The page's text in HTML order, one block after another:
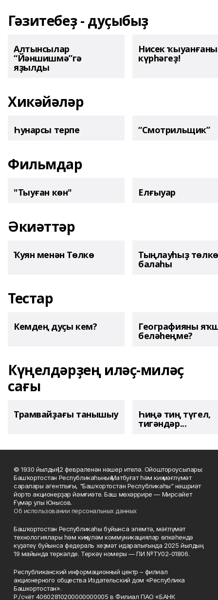
Гәзитебеҙ - дуҫыбыҙ
Алтынсылар
“Йәншишмә”гә
яҙылды
Нисек
күрһәгеҙ!
Хикәйәләр
Һунарсы терпе “Смотрильщик”
Фильмдар
"Тыуған көн" Елғыуар
Әкиәттәр
Ҡуян менән Төлкө Тыңлауһыҙ төлкө
балаһы
Тестар
Кемдең дуҫы кем? Географияны
беләһеңме?
Күңелдәрҙең иләҫ-миләҫ
сағы
Трамвайҙағы танышыу Һиңә тиң түгел,
тигәндәр...
© 1930 йылдың 12 февраленән нәшер ителә. Ойоштороусылары:
Башҡортостан Республикаһының Матбуғат һәм киң мәғлүмәт
саралары агентлығы, "Башҡортостан Республикаһы" нәшриәт
йорто акционерҙар йәмғиәте. Баш мөхәррире — Мирсәйет
Ғүмәр улы Юнысов.
Об использовании персональных данных
Башҡортостан Республикаһы буйынса элемтә, мәғлүмәт
технологиялары һәм киңкүләм коммуникациялар өлкәһендә
күҙәтеү буйынса федераль хеҙмәт идаралығында 2025 йылдың
19 майында теркәлде. Теркәү номеры — ПИ №ТУ02-01806.
Республиканский информационный центр – филиал
акционерного общества Издательский дом «Республика
Башкортостан».
Р./счёт 40602810200000000005 в Филиал ПАО «БАНК